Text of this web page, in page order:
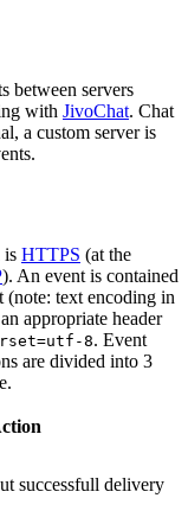
between servers
with JivoChat. Chat
a custom server is
is HTTPS (at the
). An event is contained
(note: text encoding in
appropriate header
8. Event
are divided into 3
successfull delivery